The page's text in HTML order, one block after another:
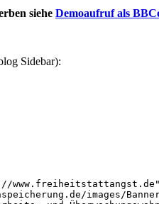
siehe Demoaufruf als
Sidebar):
images/